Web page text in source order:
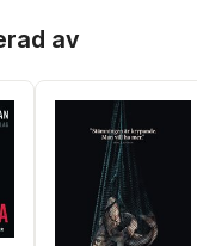
av